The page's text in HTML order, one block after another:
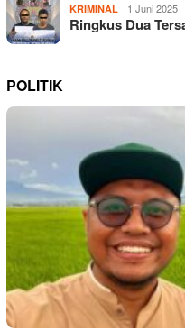
KRIMINAL 1 Juni 2025
Ringkus Dua
POLITIK